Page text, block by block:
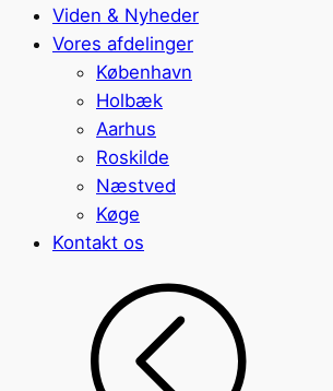
Viden & Nyheder
Vores afdelinger
København
Holbæk
Aarhus
Roskilde
Næstved
Køge
Kontakt os